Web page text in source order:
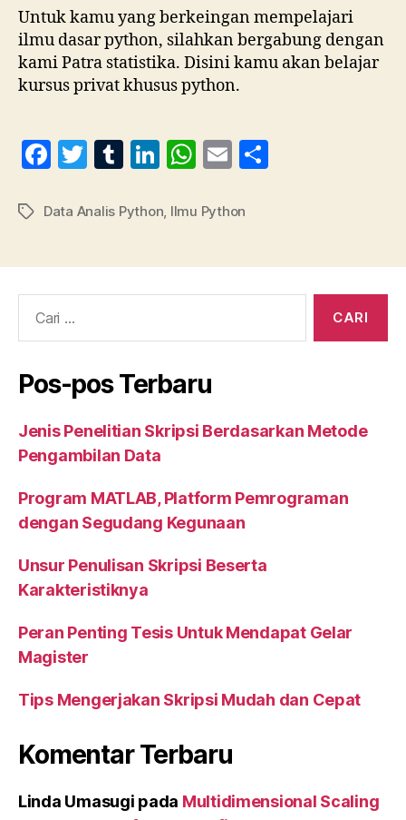
Untuk kamu yang berkeingan mempelajari
ilmu dasar python, silahkan bergabung dengan
kami Patra statistika. Disini kamu akan belajar
kursus privat khusus python.
F
c
b
o
o
T
itt
T
m
r
Li
k
dI
n
W
at
A
p
E
ai
Tag Data Analis Python, Ilmu Python
Pos-pos Terbaru
Jenis Penelitian Skripsi Berdasarkan Metode
Pengambilan Data
Program MATLAB, Platform Pemrograman
dengan Segudang Kegunaan
Unsur Penulisan Skripsi Beserta
Karakteristiknya
Peran Penting Tesis Untuk Mendapat Gelar
Magister
Tips Mengerjakan Skripsi Mudah dan Cepat
Komentar Terbaru
Linda Umasugi pada Multidimensional Scaling